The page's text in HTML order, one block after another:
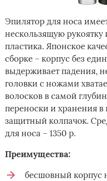
Эпилятор для носа
нескользящую рукоятку
пластика. Японское
сборке – корпус без
выдерживает падения,
головки с ножами
волосков в самой
переноски и хранения в
защитный колпачок.
для носа – 1350 р.
Преимущества:
бесшовный корпус